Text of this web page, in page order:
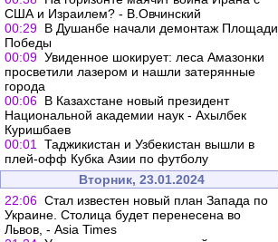
США и Израилем? - В.Овчинский
00:29 В Душанбе начали демонтаж Площади
Победы
00:09 Увиденное шокирует: леса Амазонки
просветили лазером и нашли затерянные
города
00:06 В Казахстане новый президент
Национальной академии наук - Ахылбек
Куришбаев
00:01
Таджикистан и Узбекистан вышли в
плей-офф Кубка Азии по футболу
Вторник, 23.01.2024
22:06 Стал известен новый план Запада по
Украине. Столица будет перенесена во
Львов, - Asia Times